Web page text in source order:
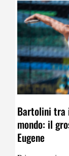
Bartolini tra
mondo: il
Eugene